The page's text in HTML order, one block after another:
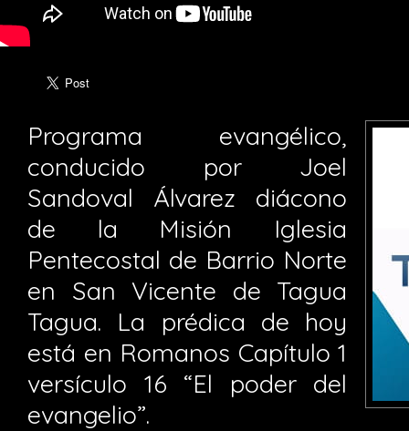
Programa evangélico,
conducido por Joel
Sandoval Álvarez diácono
de la Misión Iglesia
Pentecostal de Barrio Norte
en San Vicente de Tagua
Tagua. La prédica de hoy
está en Romanos Capítulo 1
versículo 16 “El poder del
evangelio”.